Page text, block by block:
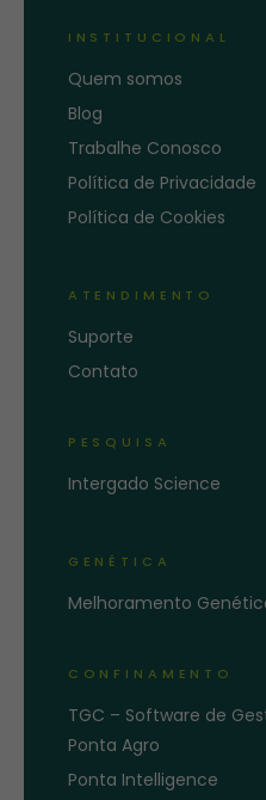
INSTITUCIONAL
Quem somos
Blog
Trabalhe Conosco
Política de Privacidade
Política de Cookies
ATENDIMENTO
Suporte
Contato
PESQUISA
Intergado Science
GENÉTICA
Melhoramento
CONFINAMENTO
TGC – Software de
Ponta Agro
Ponta Intelligence